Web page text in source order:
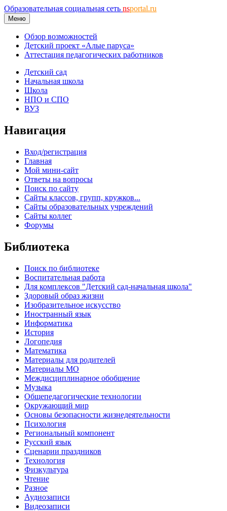
Образовательная социальная сеть nsportal.ru
Меню
Обзор возможностей
Детский проект «Алые паруса»
Аттестация педагогических работников
Детский сад
Начальная школа
Школа
НПО и СПО
ВУЗ
Навигация
Вход/регистрация
Главная
Мой мини-сайт
Ответы на вопросы
Поиск по сайту
Сайты классов, групп, кружков...
Сайты образовательных учреждений
Сайты коллег
Форумы
Библиотека
Поиск по библиотеке
Воспитательная работа
Для комплексов "Детский сад-начальная школа"
Здоровый образ жизни
Изобразительное искусство
Иностранный язык
Информатика
История
Логопедия
Математика
Материалы для родителей
Материалы МО
Междисциплинарное обобщение
Музыка
Общепедагогические технологии
Окружающий мир
Основы безопасности жизнедеятельности
Психология
Региональный компонент
Русский язык
Сценарии праздников
Технология
Физкультура
Чтение
Разное
Аудиозаписи
Видеозаписи